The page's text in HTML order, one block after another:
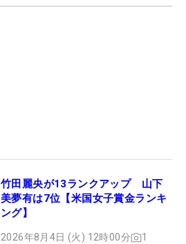
竹田麗央が13ランクアップ 山下
美夢有は7位【米国女子賞金ランキ
ング】
2026年8月4日 (火) 12時00分 1